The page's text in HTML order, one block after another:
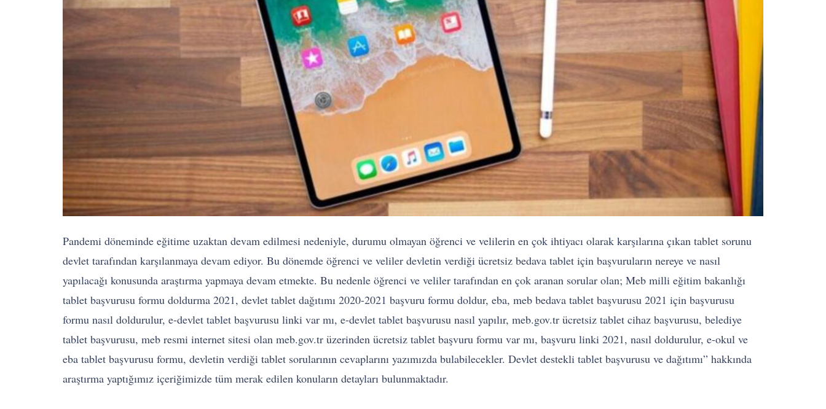
Pandemi döneminde eğitime uzaktan devam edilmesi nedeniyle, durumu olmayan öğrenci ve velilerin en çok ihtiyacı olarak karşılarına çıkan tablet sorunu
devlet tarafından karşılanmaya devam ediyor. Bu dönemde öğrenci ve veliler devletin verdiği ücretsiz bedava tablet için başvuruların nereye ve nasıl
yapılacağı konusunda araştırma yapmaya devam etmekte. Bu nedenle öğrenci ve veliler tarafından en çok aranan sorular olan; Meb milli eğitim bakanlığı
tablet başvurusu formu doldurma 2021, devlet tablet dağıtımı 2020-2021 başvuru formu doldur, eba, meb bedava tablet başvurusu 2021 için başvurusu
formu nasıl doldurulur, e-devlet tablet başvurusu linki var mı, e-devlet tablet başvurusu nasıl yapılır, meb.gov.tr ücretsiz tablet cihaz başvurusu, belediye
tablet başvurusu, meb resmi internet sitesi olan meb.gov.tr üzerinden ücretsiz tablet başvuru formu var mı, başvuru linki 2021, nasıl doldurulur, e-okul ve
eba tablet başvurusu formu, devletin verdiği tablet sorularının cevaplarını yazımızda bulabilecekler. Devlet destekli tablet başvurusu ve dağıtımı” hakkında
araştırma yaptığımız içeriğimizde tüm merak edilen konuların detayları bulunmaktadır.